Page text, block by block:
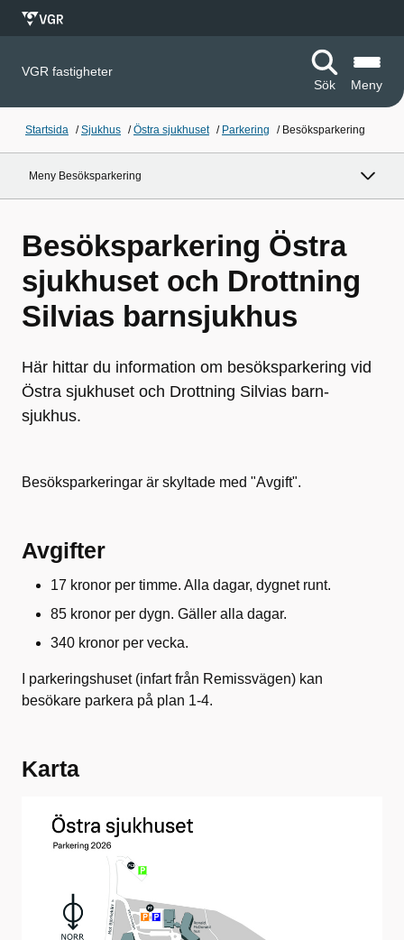
VGR fastigheter
Sök
Meny
Startsida /Sjukhus /Östra sjukhuset / Parkering / Besöksparkering
Meny Besöksparkering
Besöksparkering Östra
sjukhuset och Drottning
Silvias barnsjukhus
Här hittar du information om besöksparkering vid
Östra sjukhuset och Drottning Silvias barn-
sjukhus.
Besöksparkeringar är skyltade med "Avgift".
Avgifter
17 kronor per timme. Alla dagar, dygnet runt.
85 kronor per dygn. Gäller alla dagar.
340 kronor per vecka.
I parkeringshuset (infart från Remissvägen) kan
besökare parkera på plan 1-4.
Karta